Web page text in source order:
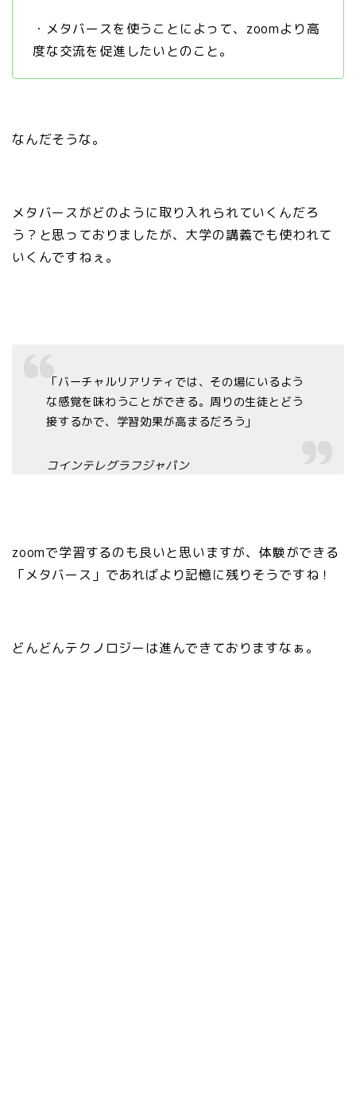
・メタバースを使うことによって、zoomより高
度な交流を促進したいとのこと。
なんだそうな。
メタバースがどのように取り入れられていくんだろ
う？と思っておりましたが、大学の講義でも使われて
いくんですねぇ。
「バーチャルリアリティでは、その場にいるよう
な感覚を味わうことができる。周りの生徒とどう
接するかで、学習効果が高まるだろう」
コインテレグラフジャパン
zoomで学習するのも良いと思いますが、体験ができる
「メタバース」であればより記憶に残りそうですね！
どんどんテクノロジーは進んできておりますなぁ。